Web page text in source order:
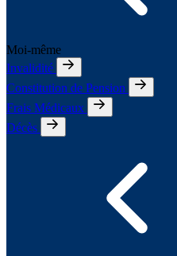
Moi-même
Invalidité
Constitution de Pension
Frais Médicaux
Décès